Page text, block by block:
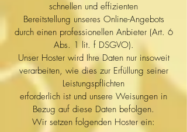
schnellen und effizienten
Bereitstellung unseres Online-Angebots
durch einen professionellen Anbieter (Art. 6
Abs. 1 lit. f DSGVO).
Unser Hoster wird Ihre Daten nur insoweit
verarbeiten, wie dies zur Erfüllung seiner
Leistungspflichten
erforderlich ist und unsere Weisungen in
Bezug auf diese Daten befolgen.
Wir setzen folgenden Hoster ein: